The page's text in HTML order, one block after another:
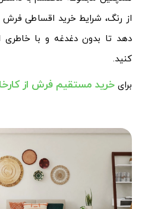
از رنگ، شرایط خرید اقساطی فرش
دهد تا بدون دغدغه و با
کنید.
برایخرید مستقیم فرش از